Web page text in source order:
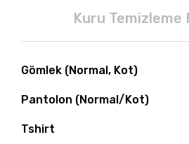
Kuru Temizleme
Gömlek (Normal, Kot)
Pantolon (Normal/Kot)
Tshirt